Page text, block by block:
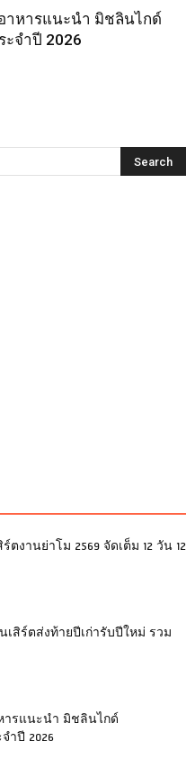
าหารแนะนำ มิชลินไกด์
จำปี 2026
ตงานย่าโม 2569 จัดเต็ม 12 วัน 12
เสิร์ตส่งท้ายปีเก่ารับปีใหม่ รวม
ารแนะนำ มิชลินไกด์
ำปี 2026